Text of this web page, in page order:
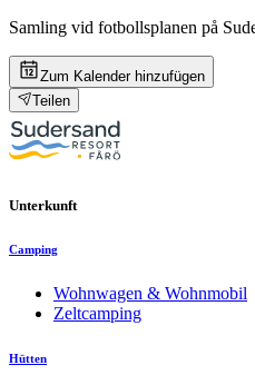
Samling vid fotbollsplanen på
Zum Kalender hinzufügen
Teilen
Unterkunft
Camping
Wohnwagen & Wohnmobil
Zeltcamping
Hütten